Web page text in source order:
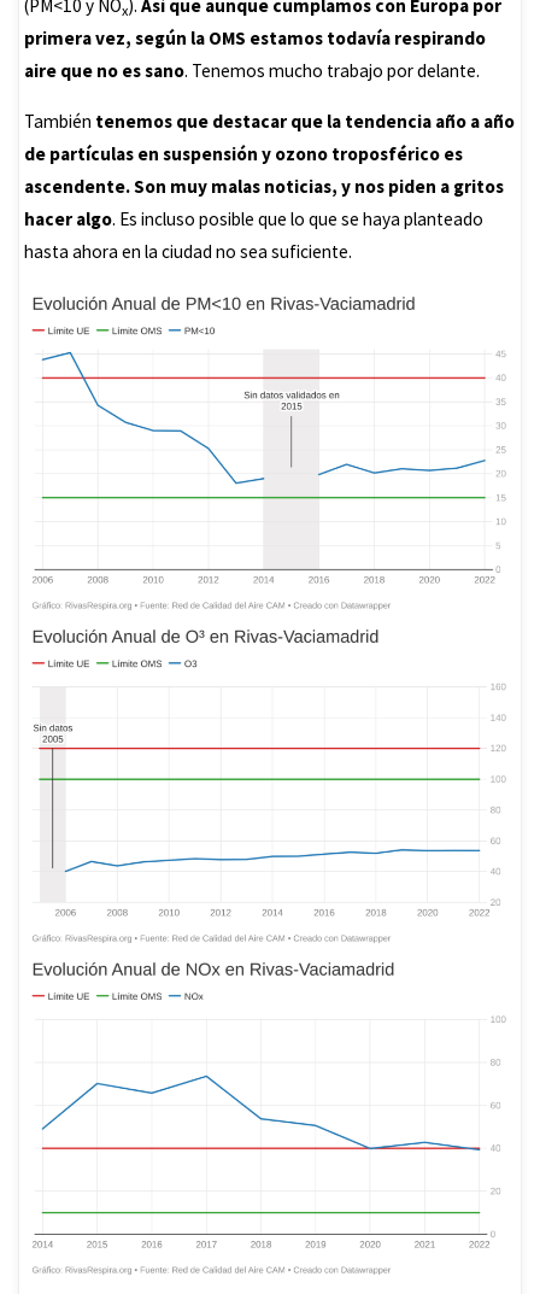
(PM<10 y NOx).Así que aunque cumplamos con Europa por
primera vez, según la OMS estamos todavía respirando
aire que no es sano. Tenemos mucho trabajo por delante.
También tenemos que destacar que la tendencia año a año
de partículas en suspensión y ozono troposférico es
ascendente. Son muy malas noticias, y nos piden a gritos
hacer algo. Es incluso posible que lo que se haya planteado
hasta ahora en la ciudad no sea suficiente.